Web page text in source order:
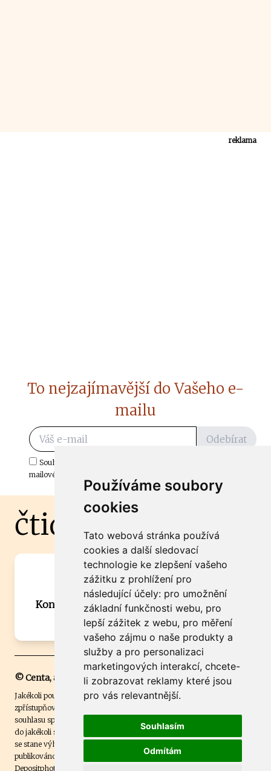
Používáme soubory
cookies
Tato webová stránka používá
cookies a další sledovací
technologie ke zlepšení vašeho
zážitku z prohlížení pro
následující účely: pro umožnění
základní funkčnosti webu, pro
lepší zážitek z webu, pro měření
vašeho zájmu o naše produkty a
služby a pro personalizaci
marketingových interakcí, chcete-
li zobrazovat reklamy které jsou
pro vás relevantnější.
Souhlasím
Odmítám
reklama
To nejzajímavější do Vašeho e-
mailu
Odebírat
Souhlasím s odběrem důležitých zpráv ze ČtiDoma.cz do mé e-
mailové schránky.
čtidoma.cz
Máte zajímavou informaci? Chcete
spolupracovat?
Kontaktujte šéfredaktora Martina Chalupu:
chalupa@ctidoma.cz
© Centa, a.s.
Jakékoli použití obsahu včetně převzetí, šíření či dalšího užití a
zpřístupňování textových či obrazových materiálů bez písemného
souhlasu společnosti Centa,a.s. je zakázáno. Čtenář svým přihlášením
do jakékoli soutěže na našem webu dává souhlas s tím, že v případě, že
se stane výhercem této soutěže, může být jeho jméno na webu
publikováno. Centa, a.s. využívala licenci ČTK a využívá fotografie z
Depositphotos